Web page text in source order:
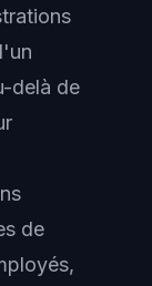
delà de
de